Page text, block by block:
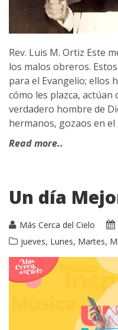
Rev. Luis M. Ortiz Este
los malos obreros.
para el Evangelio; ellos
cómo les plazca, actúan
verdadero hombre de
hermanos, gozaos en
Read more..
Un día
Más Cerca del Cielo
jueves, Lunes, Martes,